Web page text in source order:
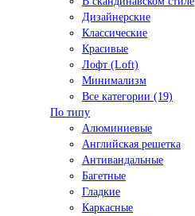
Дизайнерские
Классические
Красивые
Лофт (Loft)
Минимализм
Все категории (19)
По типу
Алюминиевые
Английская решетка
Антивандальные
Багетные
Гладкие
Каркасные